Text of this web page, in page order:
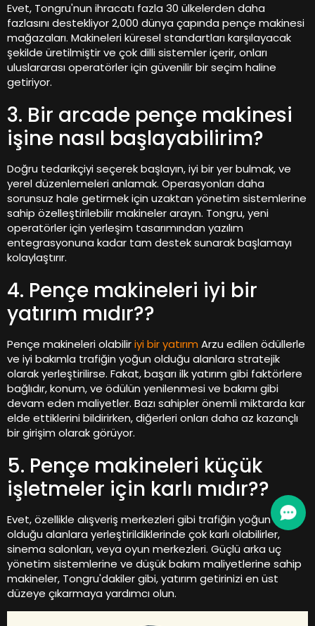
Evet, Tongru'nun ihracatı fazla 30 ülkelerden daha
fazlasını destekliyor 2,000 dünya çapında pençe makinesi
mağazaları. Makineleri küresel standartları karşılayacak
şekilde üretilmiştir ve çok dilli sistemler içerir, onları
uluslararası operatörler için güvenilir bir seçim haline
getiriyor.
3. Bir arcade pençe makinesi
işine nasıl başlayabilirim?
Doğru tedarikçiyi seçerek başlayın, iyi bir yer bulmak, ve
yerel düzenlemeleri anlamak. Operasyonları daha
sorunsuz hale getirmek için uzaktan yönetim sistemlerine
sahip özelleştirilebilir makineler arayın. Tongru, yeni
operatörler için yerleşim tasarımından yazılım
entegrasyonuna kadar tam destek sunarak başlamayı
kolaylaştırır.
4. Pençe makineleri iyi bir
yatırım mıdır??
Pençe makineleri olabiliriyi bir yatırım Arzu edilen ödüllerle
ve iyi bakımla trafiğin yoğun olduğu alanlara stratejik
olarak yerleştirilirse. Fakat, başarı ilk yatırım gibi faktörlere
bağlıdır, konum, ve ödülün yenilenmesi ve bakımı gibi
devam eden maliyetler. Bazı sahipler önemli miktarda kar
elde ettiklerini bildirirken, diğerleri onları daha az kazançlı
bir girişim olarak görüyor.
5. Pençe makineleri küçük
işletmeler için karlı mıdır??
Evet, özellikle alışveriş merkezleri gibi trafiğin yoğun
olduğu alanlara yerleştirildiklerinde çok karlı olabilirler,
sinema salonları, veya oyun merkezleri. Güçlü arka uç
yönetim sistemlerine ve düşük bakım maliyetlerine sahip
makineler, Tongru'dakiler gibi, yatırım getirinizi en üst
düzeye çıkarmaya yardımcı olun.